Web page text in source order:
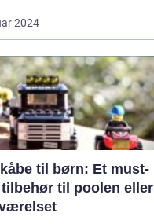
2024
til børn: Et must-
til poolen eller